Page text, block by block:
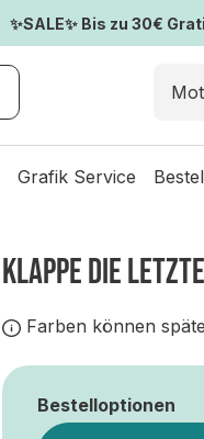
✨SALE✨ Bis zu 30€
Grafik Service
KLAPPE DIE
Farben können
Bestelloptionen